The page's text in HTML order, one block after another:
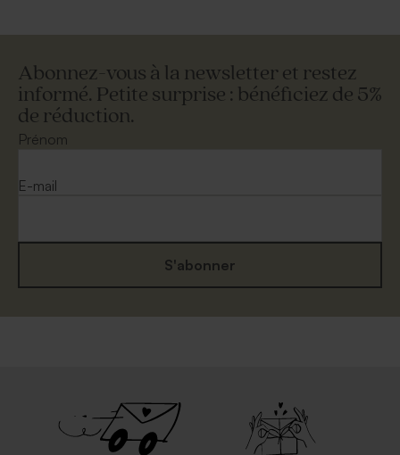
Abonnez-vous à la newsletter et restez
informé. Petite surprise : bénéficiez de 5%
de réduction.
Prénom
E-mail
S'abonner